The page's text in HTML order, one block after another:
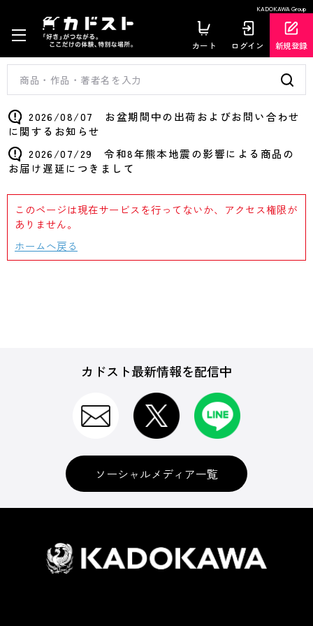
KADOKAWA Group
カート ログイン 新規登録
2026/08/07 お盆期間中の出荷およびお問い合わせ
に関するお知らせ
2026/07/29 令和8年熊本地震の影響による商品の
お届け遅延につきまして
このページは現在サービスを行ってないか、アクセス権限が
ありません。
ホームへ戻る
カドスト最新情報を配信中
ソーシャルメディア一覧